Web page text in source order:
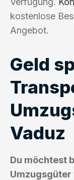
kostenlose
Angebot.
Geld
Vaduz
Du möchtest
Umzugsgüter